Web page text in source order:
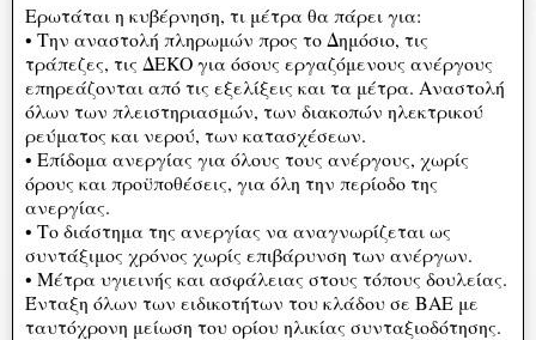
Ερωτάται η κυβέρνηση, τι μέτρα θα πάρει για:
• Την αναστολή πληρωμών προς το Δημόσιο, τις
τράπεζες, τις ΔΕΚΟ για όσους εργαζόμενους ανέργους
επηρεάζονται από τις εξελίξεις και τα μέτρα. Αναστολή
όλων των πλειστηριασμών, των διακοπών ηλεκτρικού
ρεύματος και νερού, των κατασχέσεων.
• Επίδομα ανεργίας για όλους τους ανέργους, χωρίς
όρους και προϋποθέσεις, για όλη την περίοδο της
ανεργίας.
• Το διάστημα της ανεργίας να αναγνωρίζεται ως
συντάξιμος χρόνος χωρίς επιβάρυνση των ανέργων.
• Μέτρα υγιεινής και ασφάλειας στους τόπους δουλείας.
Ένταξη όλων των ειδικοτήτων του κλάδου σε ΒΑΕ με
ταυτόχρονη μείωση του ορίου ηλικίας συνταξιοδότησης.